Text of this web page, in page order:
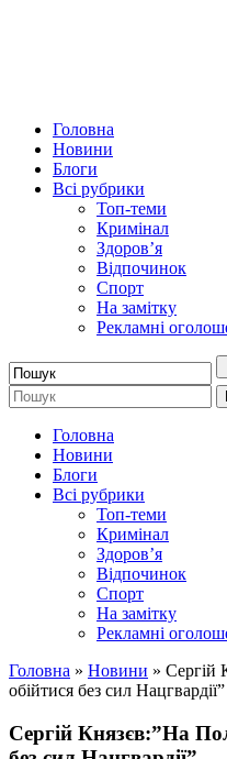
Головна
Новини
Блоги
Всі рубрики
Топ-теми
Кримінал
Здоров’я
Відпочинок
Спорт
На замітку
Рекламні
Головна
Новини
Блоги
Всі рубрики
Топ-теми
Кримінал
Здоров’я
Відпочинок
Спорт
На замітку
Рекламні
Головна » Новини » Сергій
обійтися без сил Нацгвардії”
Сергій Князєв:”На